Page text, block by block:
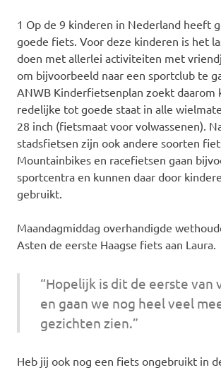
1 Op de 9 kinderen in Nederland heeft
goede fiets. Voor deze kinderen is het
doen met allerlei activiteiten met
om bijvoorbeeld naar een sportclub te
ANWB Kinderfietsenplan zoekt daarom
redelijke tot goede staat in alle
28 inch (fietsmaat voor volwassenen).
stadsfietsen zijn ook andere soorten
Mountainbikes en racefietsen gaan
sportcentra en kunnen daar door
gebruikt.
Maandagmiddag overhandigde
Asten de eerste Haagse fiets aan Laura.
“Hopelijk is dit de eerste van
en gaan we nog heel veel
gezichten zien.”
Heb jij ook nog een fiets ongebruikt in